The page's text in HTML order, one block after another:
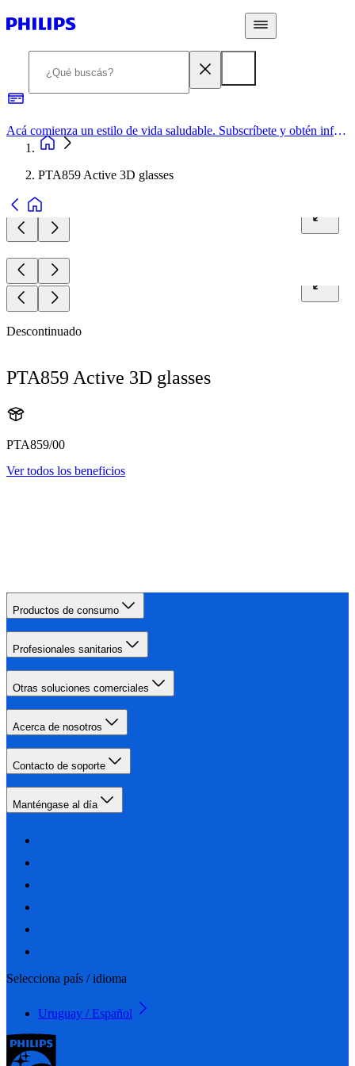
Acá comienza un estilo de vida saludable. Subscríbete y obtén información de primera mano
PTA859 Active 3D glasses
Descontinuado
PTA859 Active 3D glasses
PTA859/00
Ver todos los beneficios
Productos de consumo
Profesionales sanitarios
Otras soluciones comerciales
Acerca de nosotros
Contacto de soporte
Manténgase al día
Selecciona país / idioma
Uruguay / Español